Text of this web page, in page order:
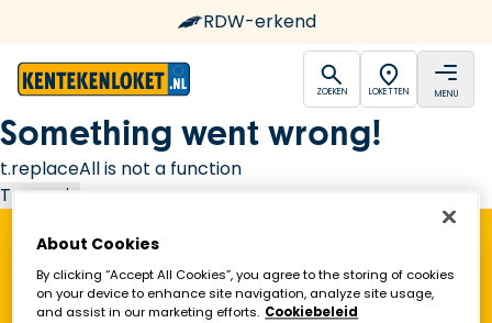
RDW-erkend
open
ZOEKEN LOKETTEN MENU
Something went wrong!
t.replaceAll is not a function
Try again
Vind een Kentekenloket in de buurt!
About Cookies
By clicking “Accept All Cookies”, you agree to the storing of cookies
on your device to enhance site navigation, analyze site usage,
and assist in our marketing efforts. Cookiebeleid